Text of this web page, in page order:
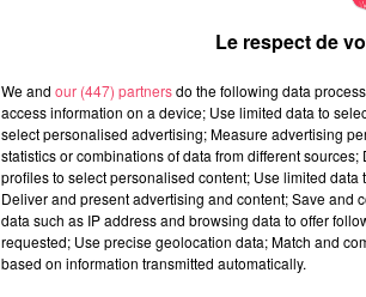
Le respect de
We and our (447) partnersdo the following data
access information on a device; Use limited data to
select personalised advertising; Measure advertising
statistics or combinations of data from different
profiles to select personalised content; Use limited
Deliver and present advertising and content; Save and
data such as IP address and browsing data to offer
requested; Use precise geolocation data; Match and
based on information transmitted automatically.